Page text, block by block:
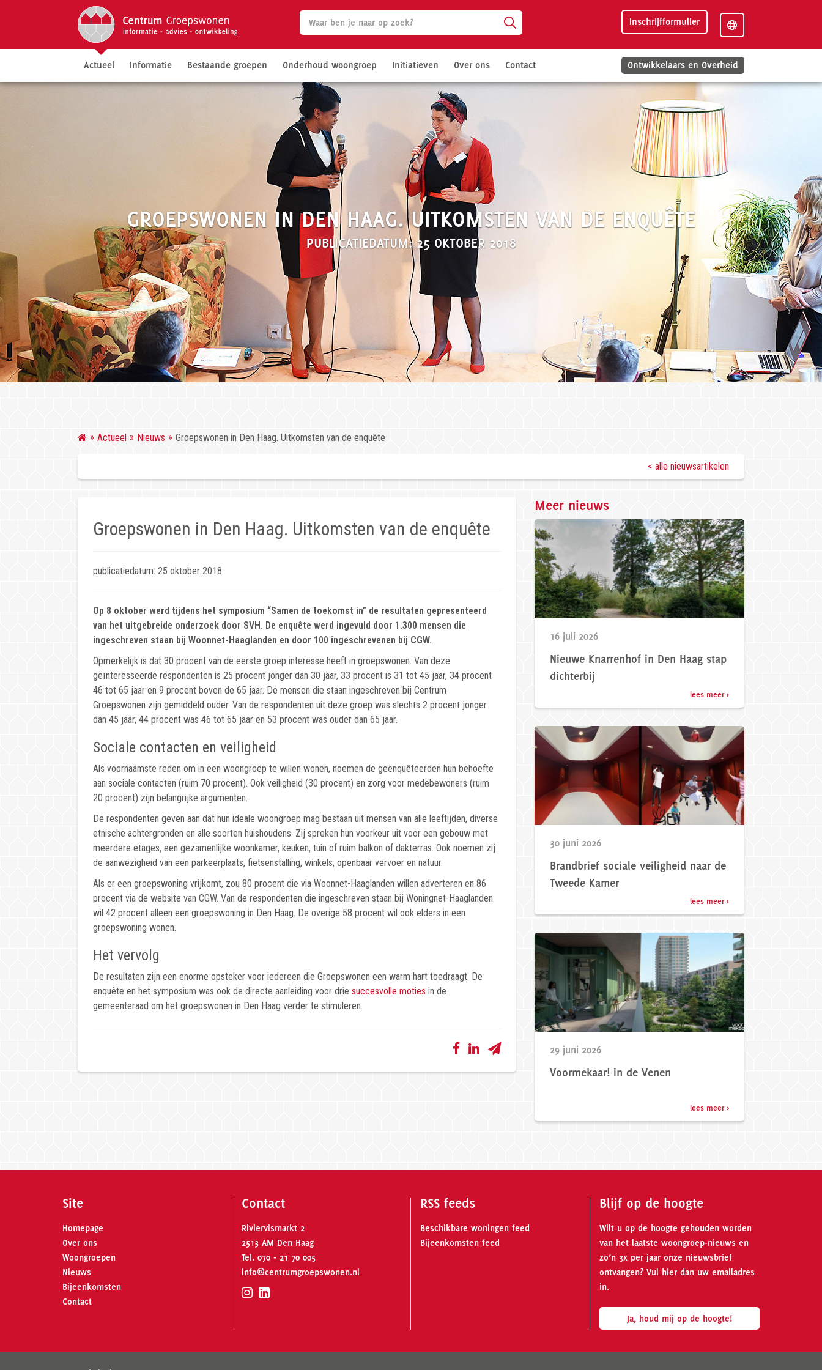
Inschrijfformulier
Actueel Informatie Bestaande groepen Onderhoud woongroep Initiatieven Over ons Contact Ontwikkelaars en Overheid
GROEPSWONEN IN DEN HAAG. UITKOMSTEN VAN DE ENQUÊTE
PUBLICATIEDATUM: 25 OKTOBER 2018
Actueel Nieuws Groepswonen in Den Haag. Uitkomsten van de enquête
< alle nieuwsartikelen
Groepswonen in Den Haag. Uitkomsten van de enquête
publicatiedatum: 25 oktober 2018
Op 8 oktober werd tijdens het symposium “Samen de toekomst in” de resultaten gepresenteerd
van het uitgebreide onderzoek door SVH. De enquête werd ingevuld door 1.300 mensen die
ingeschreven staan bij Woonnet-Haaglanden en door 100 ingeschrevenen bij CGW.
Opmerkelijk is dat 30 procent van de eerste groep interesse heeft in groepswonen. Van deze
geïnteresseerde respondenten is 25 procent jonger dan 30 jaar, 33 procent is 31 tot 45 jaar, 34 procent
46 tot 65 jaar en 9 procent boven de 65 jaar. De mensen die staan ingeschreven bij Centrum
Groepswonen zijn gemiddeld ouder. Van de respondenten uit deze groep was slechts 2 procent jonger
dan 45 jaar, 44 procent was 46 tot 65 jaar en 53 procent was ouder dan 65 jaar.
Sociale contacten en veiligheid
Als voornaamste reden om in een woongroep te willen wonen, noemen de geënquêteerden hun behoefte
aan sociale contacten (ruim 70 procent). Ook veiligheid (30 procent) en zorg voor medebewoners (ruim
20 procent) zijn belangrijke argumenten.
De respondenten geven aan dat hun ideale woongroep mag bestaan uit mensen van alle leeftijden, diverse
etnische achtergronden en alle soorten huishoudens. Zij spreken hun voorkeur uit voor een gebouw met
meerdere etages, een gezamenlijke woonkamer, keuken, tuin of ruim balkon of dakterras. Ook noemen zij
de aanwezigheid van een parkeerplaats, fietsenstalling, winkels, openbaar vervoer en natuur.
Als er een groepswoning vrijkomt, zou 80 procent die via Woonnet-Haaglanden willen adverteren en 86
procent via de website van CGW. Van de respondenten die ingeschreven staan bij Woningnet-Haaglanden
wil 42 procent alleen een groepswoning in Den Haag. De overige 58 procent wil ook elders in een
groepswoning wonen.
Het vervolg
De resultaten zijn een enorme opsteker voor iedereen die Groepswonen een warm hart toedraagt. De
enquête en het symposium was ook de directe aanleiding voor drie succesvolle moties in de
gemeenteraad om het groepswonen in Den Haag verder te stimuleren.
Meer nieuws
16 juli 2026
Nieuwe Knarrenhof in Den Haag stap
dichterbij
lees meer >
30 juni 2026
Brandbrief sociale veiligheid naar de
Tweede Kamer
lees meer >
29 juni 2026
Voormekaar! in de Venen
lees meer >
Site
Homepage
Over ons
Woongroepen
Nieuws
Bijeenkomsten
Contact
Contact
Riviervismarkt 2
2513 AM Den Haag
Tel. 070 - 21 70 005
info@centrumgroepswonen.nl
RSS feeds
Beschikbare woningen feed
Bijeenkomsten feed
Blijf op de hoogte
Wilt u op de hoogte gehouden worden
van het laatste woongroep-nieuws en
zo’n 3x per jaar onze nieuwsbrief
ontvangen? Vul hier dan uw emailadres
in.
Ja, houd mij op de hoogte!